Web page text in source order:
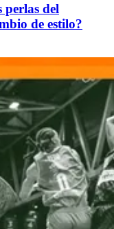
perlas del
de estilo?